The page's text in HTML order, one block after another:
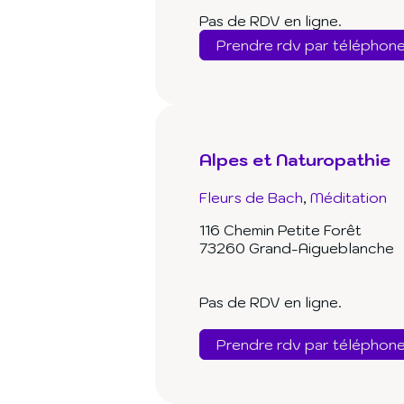
Pas de RDV en ligne.
Prendre rdv par
Alpes et Naturopathie
Fleurs de Bach Méditation
116 Chemin Petite Forêt
73260 Grand-Aigueblanche
Pas de RDV en ligne.
Prendre rdv par